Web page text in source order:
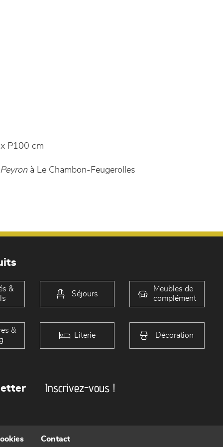
P100 cm
à Le Chambon-Feugerolles
&
Séjours
Meubles de
complément
&
Literie Décoration
Inscrivez-vous !
Contact